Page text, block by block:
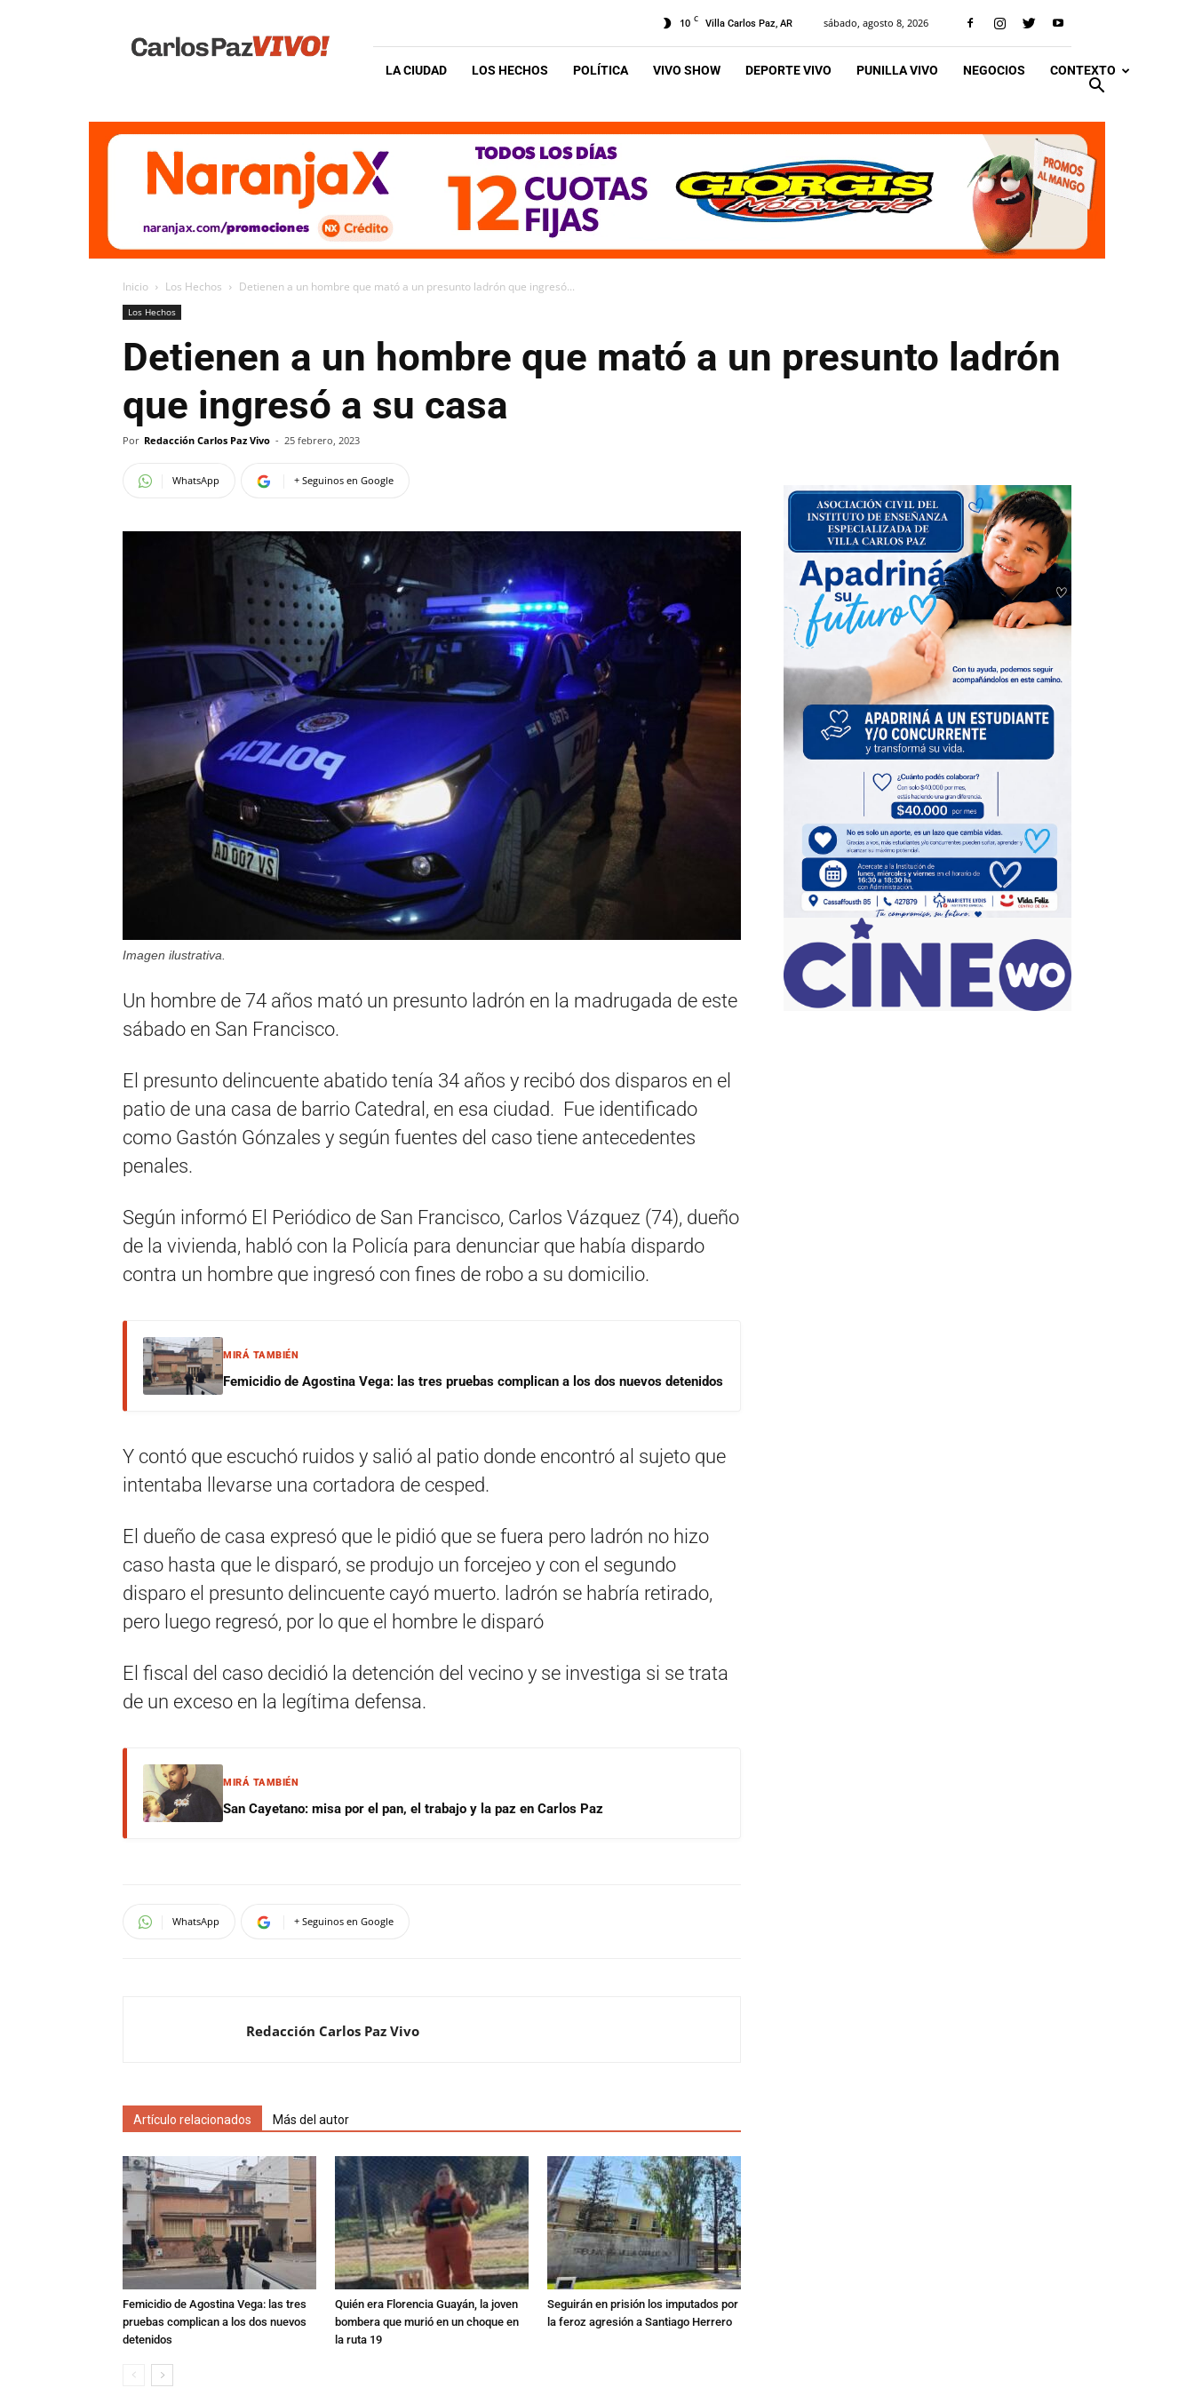
Vivo
10 C Villa Carlos Paz, AR sábado, agosto 8, 2026
LA CIUDAD LOS HECHOS POLÍTICA VIVO SHOW DEPORTE VIVO PUNILLA VIVO NEGOCIOS CONTEXTO
Inicio Los Hechos Detienen a un hombre que mató a un presunto ladrón que ingresó...
Los Hechos
Detienen a un hombre que mató a un presunto ladrón
que ingresó a su casa
Por Redacción Carlos Paz Vivo - 25 febrero, 2023
WhatsApp + Seguinos en Google
Imagen ilustrativa.
Un hombre de 74 años mató un presunto ladrón en la madrugada de este
sábado en San Francisco.
El presunto delincuente abatido tenía 34 años y recibó dos disparos en el
patio de una casa de barrio Catedral, en esa ciudad. Fue identificado
como Gastón Gónzales y según fuentes del caso tiene antecedentes
penales.
Según informó El Periódico de San Francisco, Carlos Vázquez (74), dueño
de la vivienda, habló con la Policía para denunciar que había dispardo
contra un hombre que ingresó con fines de robo a su domicilio.
MIRÁ TAMBIÉN
Femicidio de Agostina Vega: las tres pruebas complican a los dos nuevos detenidos
Y contó que escuchó ruidos y salió al patio donde encontró al sujeto que
intentaba llevarse una cortadora de cesped.
El dueño de casa expresó que le pidió que se fuera pero ladrón no hizo
caso hasta que le disparó, se produjo un forcejeo y con el segundo
disparo el presunto delincuente cayó muerto. ladrón se habría retirado,
pero luego regresó, por lo que el hombre le disparó
El fiscal del caso decidió la detención del vecino y se investiga si se trata
de un exceso en la legítima defensa.
MIRÁ TAMBIÉN
San Cayetano: misa por el pan, el trabajo y la paz en Carlos Paz
WhatsApp + Seguinos en Google
Redacción Carlos Paz Vivo
Artículo relacionados Más del autor
Femicidio de Agostina Vega: las tres
pruebas complican a los dos nuevos
detenidos
Quién era Florencia Guayán, la joven
bombera que murió en un choque en
la ruta 19
Seguirán en prisión los imputados por
la feroz agresión a Santiago Herrero